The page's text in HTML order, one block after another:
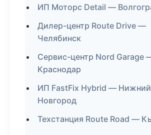
ИП Моторс Detail —
Дилер-центр Route Drive —
Челябинск
Сервис-центр Nord Garage
Краснодар
ИП FastFix Hybrid — Нижний
Новгород
Техстанция Route Road —